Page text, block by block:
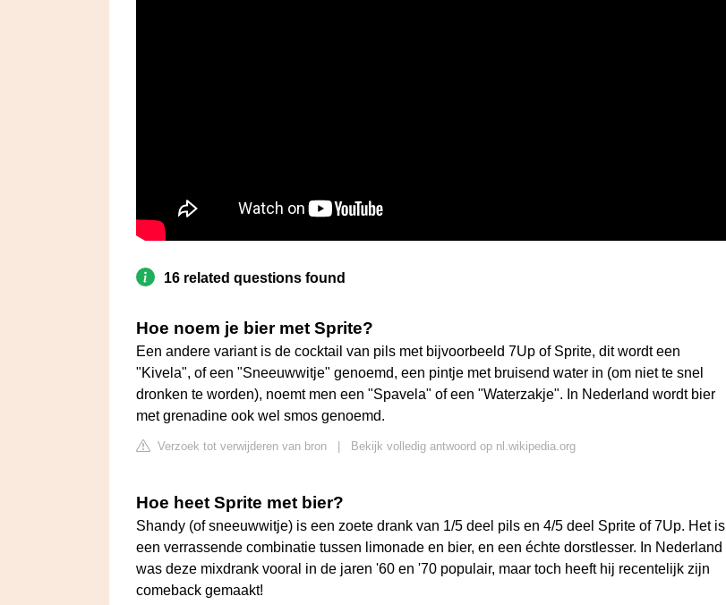
16 related questions found
Hoe noem je bier met Sprite?
Een andere variant is de cocktail van pils met bijvoorbeeld 7Up of Sprite, dit wordt een
"Kivela", of een "Sneeuwwitje" genoemd, een pintje met bruisend water in (om niet te snel
dronken te worden), noemt men een "Spavela" of een "Waterzakje". In Nederland wordt bier
met grenadine ook wel smos genoemd.
Verzoek tot verwijderen van bron Bekijk volledig antwoord op nl.wikipedia.org
Hoe heet Sprite met bier?
Shandy (of sneeuwwitje) is een zoete drank van 1/5 deel pils en 4/5 deel Sprite of 7Up. Het is
een verrassende combinatie tussen limonade en bier, en een échte dorstlesser. In Nederland
was deze mixdrank vooral in de jaren '60 en '70 populair, maar toch heeft hij recentelijk zijn
comeback gemaakt!